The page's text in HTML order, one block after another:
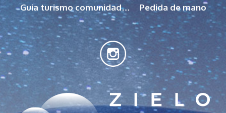
Guia turismo comunidad…
Pedida de mano